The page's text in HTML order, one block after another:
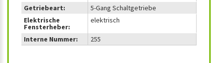
Getriebeart:
5-Gang Schaltgetriebe
Elektrische
Fensterheber:
elektrisch
Interne Nummer: 255